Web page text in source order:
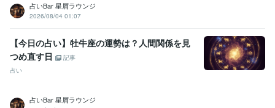
占いBar 星屑ラウンジ
2026/08/04 01:07
【今日の占い】牡牛座の運勢は？人間関係を見
つめ直す日
記事
占い
占いBar 星屑ラウンジ